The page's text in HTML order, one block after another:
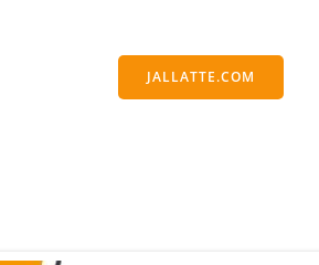
JALLATTE.COM